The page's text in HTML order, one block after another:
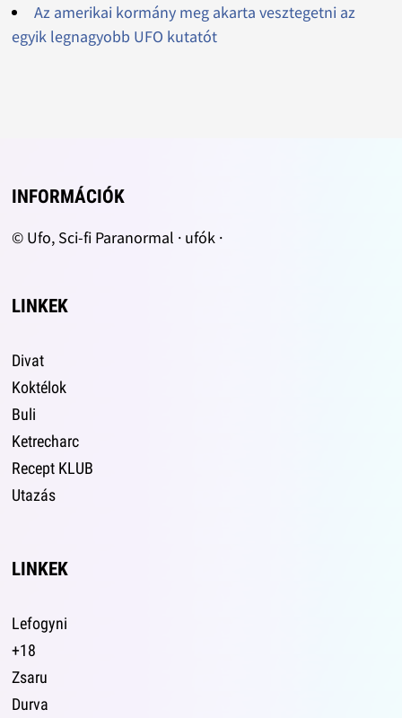
Az amerikai kormány meg akarta vesztegetni az
egyik legnagyobb UFO kutatót
INFORMÁCIÓK
© Ufo, Sci-fi Paranormal · ufók ·
LINKEK
Divat
Koktélok
Buli
Ketrecharc
Recept KLUB
Utazás
LINKEK
Lefogyni
+18
Zsaru
Durva